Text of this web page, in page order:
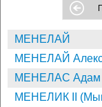
МЕНЕЛАЙ
МЕНЕЛАЙ
МЕНЕЛАС Адам
МЕНЕЛИК II